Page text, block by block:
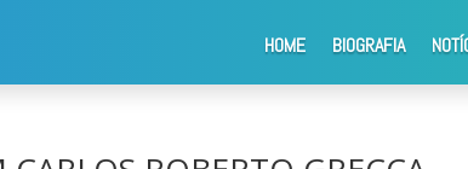
HOME BIOGRAFIA
CARLOS ROBERTO GRECCA, via pública da cidade